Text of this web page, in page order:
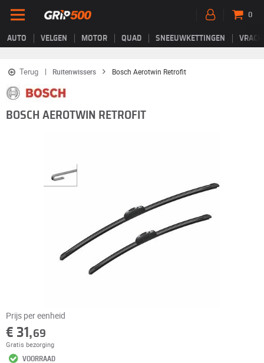
AUTO VELGEN MOTOR QUAD SNEEUWKETTINGEN
0
Terug Ruitenwissers Bosch Aerotwin Retrofit
BOSCH AEROTWIN RETROFIT
Prijs per eenheid
€ 31,69
Gratis bezorging
VOORRAAD